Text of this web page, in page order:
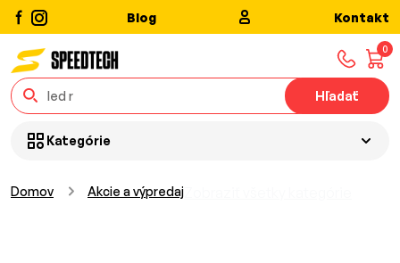
Blog Kontakt
0
Hľadať
Kategórie
Domov Akcie a výpredaj